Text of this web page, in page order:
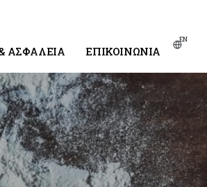
EN
ΑΣΦΆΛΕΙΑ ΕΠΙΚΟΙΝΩΝΊΑ